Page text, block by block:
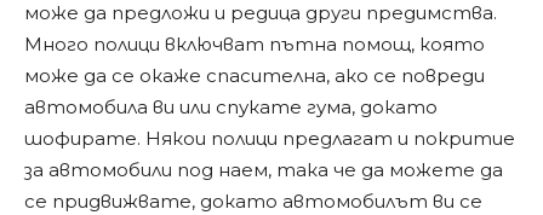
може да предложи и редица други предимства.
Много полици включват пътна помощ, която
може да се окаже спасителна, ако се повреди
автомобила ви или спукате гума, докато
шофирате. Някои полици предлагат и покритие
за автомобили под наем, така че да можете да
се придвижвате, докато автомобилът ви се